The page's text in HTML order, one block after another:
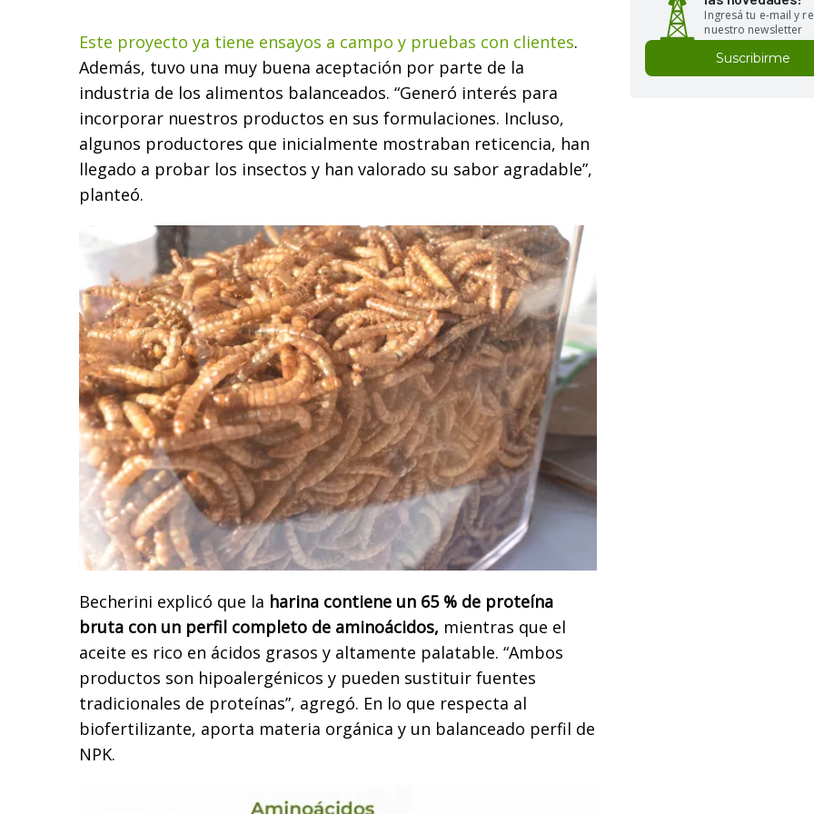
Este proyecto ya tiene ensayos a campo y pruebas con clientes.
Además, tuvo una muy buena aceptación por parte de la
industria de los alimentos balanceados. “Generó interés para
incorporar nuestros productos en sus formulaciones. Incluso,
algunos productores que inicialmente mostraban reticencia, han
llegado a probar los insectos y han valorado su sabor agradable”,
planteó.
Becherini explicó que la harina contiene un 65 % de proteína
bruta con un perfil completo de aminoácidos, mientras que el
aceite es rico en ácidos grasos y altamente palatable. “Ambos
productos son hipoalergénicos y pueden sustituir fuentes
tradicionales de proteínas”, agregó. En lo que respecta al
biofertilizante, aporta materia orgánica y un balanceado perfil de
NPK.
Ingresá tu e-mail y
nuestro newsletter
Suscribirme